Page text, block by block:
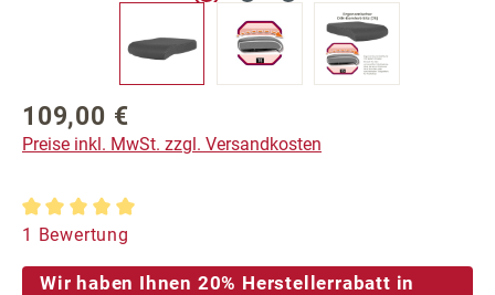
Regulärer Preis:
109,00 €
Preise inkl. MwSt. zzgl. Versandkosten
Durchschnittliche Bewertung von 5 von 5 Sternen
1 Bewertung
Wir haben Ihnen 20% Herstellerrabatt in